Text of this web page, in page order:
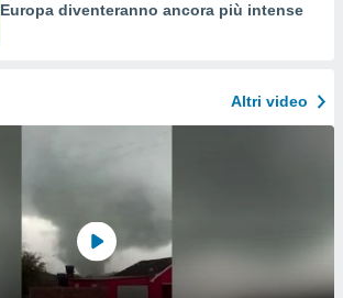
Europa diventeranno ancora più intense
Altri video